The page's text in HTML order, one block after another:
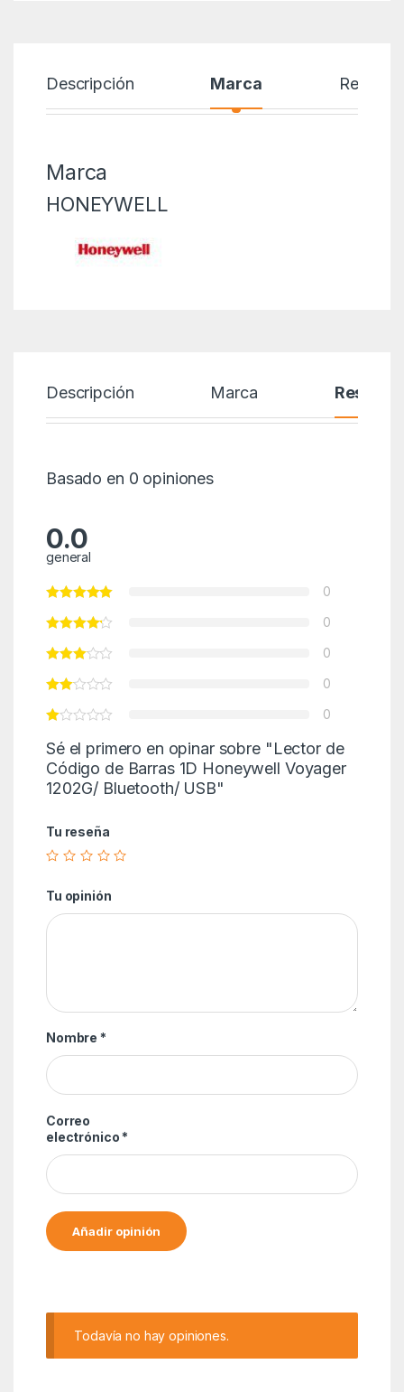
Descripción Marca Reseñas
Marca
HONEYWELL
Descripción Marca Reseñas
Basado en 0 opiniones
0.0
general
0
0
0
0
0
Sé el primero en opinar sobre "Lector de
Código de Barras 1D Honeywell Voyager
1202G/ Bluetooth/ USB"
Tu reseña
Tu opinión
Nombre *
Correo
electrónico *
Todavía no hay opiniones.